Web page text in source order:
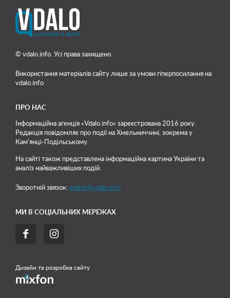
© vdalo.info. Усі права захищено.
Використання матеріалів сайту лише за умови гіперпосилання на
vdalo.info
ПРО НАС
Інформаційна агенція «Vdalo.info» зареєстрована 2016 року.
Редакція повідомляє про події на Хмельниччині, зокрема у
Кам'янці-Подільському.
На сайті також представлена інформаційна картина України та
аналіз найважливіших подій.
Зворотній звязок: editor@vdalo.info
МИ В СОЦІАЛЬНИХ МЕРЕЖАХ
 
Дизайн та розробка сайту